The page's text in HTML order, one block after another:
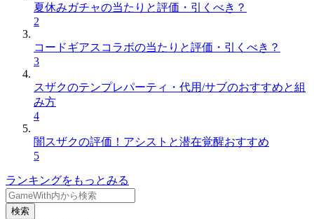
夏休みガチャの当たりと評価・引くべき？
2
コードギアスコラボの当たりと評価・引くべき？
3
スザクのテンプレパーティ・代用/サブのおすすめと組
み方
4
闇スザクの評価！アシストと潜在覚醒おすすめ
5
ランキングをもっとみる
検索